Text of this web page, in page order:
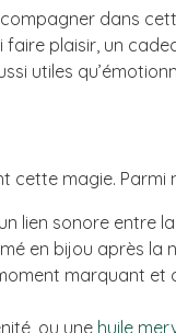
dans
plaisir, un
utiles
cette magie. Parmi
lien sonore entre
en bijou après la
marquant et
ou une huile